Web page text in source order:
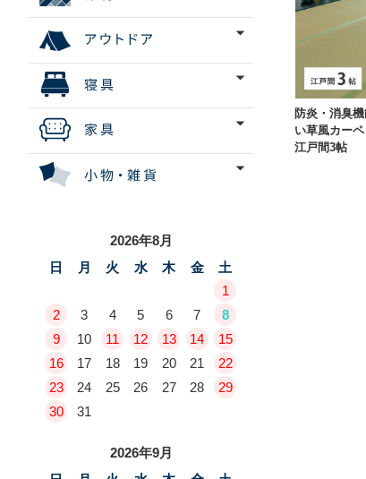
防炎・消臭
い草風カー
江戸間3帖
2026年8月
日
月 火 水 木 金
土
1
2
3 4 5 6 7
8
9
10 11 12 13 14
15
16
17 18 19 20 21
22
23
24 25 26 27 28
29
30
31
2026年9月